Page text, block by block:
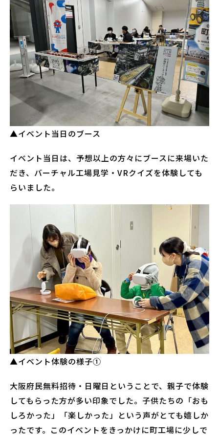
▲イベント当日のブース
イベント当日は、予想以上の方々にブースに来場いた
だき、バーチャル工場見学・VRクイズを体験しても
らいました。
▲イベント体験の様子①
大阪府民無料招待・日曜日ということで、親子で体験
してもらった方が多い印象でした。子供たちの「おも
しろかった」「楽しかった」という声がとても嬉しか
ったです。このイベントをきっかけに町工場に少しで